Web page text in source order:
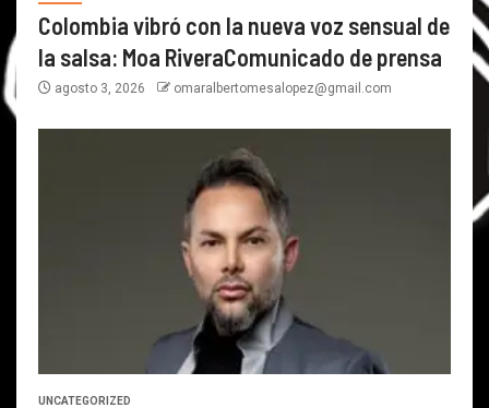
Colombia vibró con la nueva voz sensual de
la salsa: Moa RiveraComunicado de prensa
agosto 3, 2026 omaralbertomesalopez@gmail.com
UNCATEGORIZED